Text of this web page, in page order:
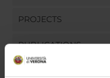
PROJECTS
PUBLICATIONS